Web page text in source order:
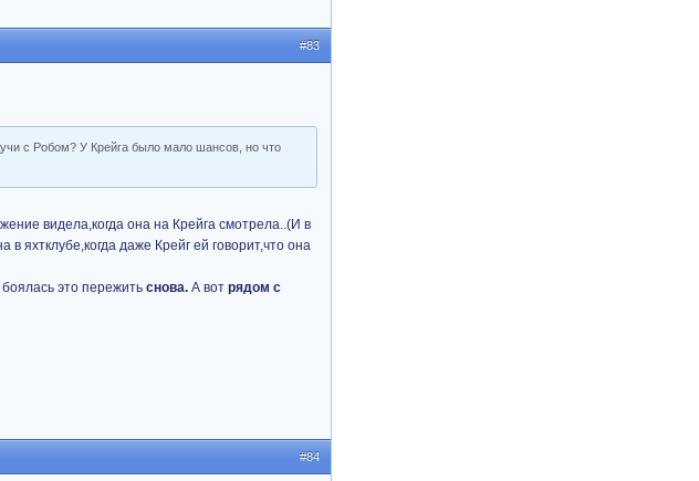
#83
с Робом? У Крейга было мало шансов, но что
видела,когда она на Крейга смотрела..(И в
яхтклубе,когда даже Крейг ей говорит,что она
это пережить снова. А вот рядом с
#84